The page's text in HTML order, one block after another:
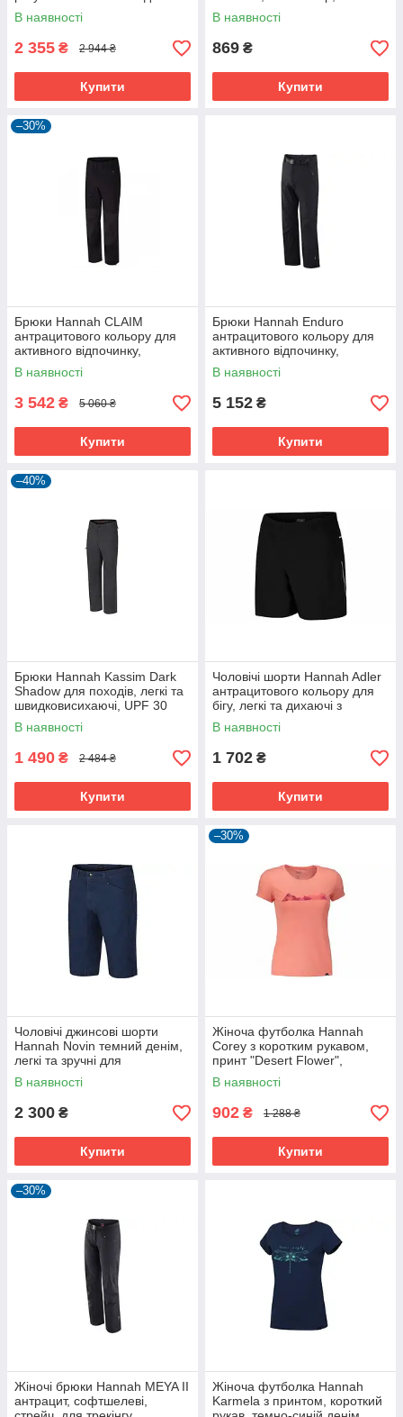
активного відпочинку
В наявності
2 355 ₴ 2 944 ₴
Купити
розмір
В наявності
869 ₴
Купити
–30%
Брюки Hannah CLAIM
антрацитового кольору для
активного відпочинку,
вологовідведення,
терморегуляція
В наявності
3 542 ₴ 5 060 ₴
Купити
Брюки Hannah Enduro
антрацитового кольору для
активного відпочинку,
водовідштовхувальні,
Softshell
В наявності
5 152 ₴
Купити
–40%
Брюки Hannah Kassim Dark
Shadow для походів, легкі та
швидковисихаючі, UPF 30
В наявності
1 490 ₴ 2 484 ₴
Купити
Чоловічі шорти Hannah Adler
антрацитового кольору для
бігу, легкі та дихаючі з
кишенею.
В наявності
1 702 ₴
Купити
Чоловічі джинсові шорти
Hannah Novin темний денім,
легкі та зручні для
повсякденного носіння.
В наявності
2 300 ₴
Купити
–30%
Жіноча футболка Hannah
Corey з коротким рукавом,
принт "Desert Flower",
швидкосохнучий матеріал,
рожевий.
В наявності
902 ₴ 1 288 ₴
Купити
–30%
Жіночі брюки Hannah MEYA II
антрацит, софтшелеві,
Жіноча футболка Hannah
Karmela з принтом, короткий